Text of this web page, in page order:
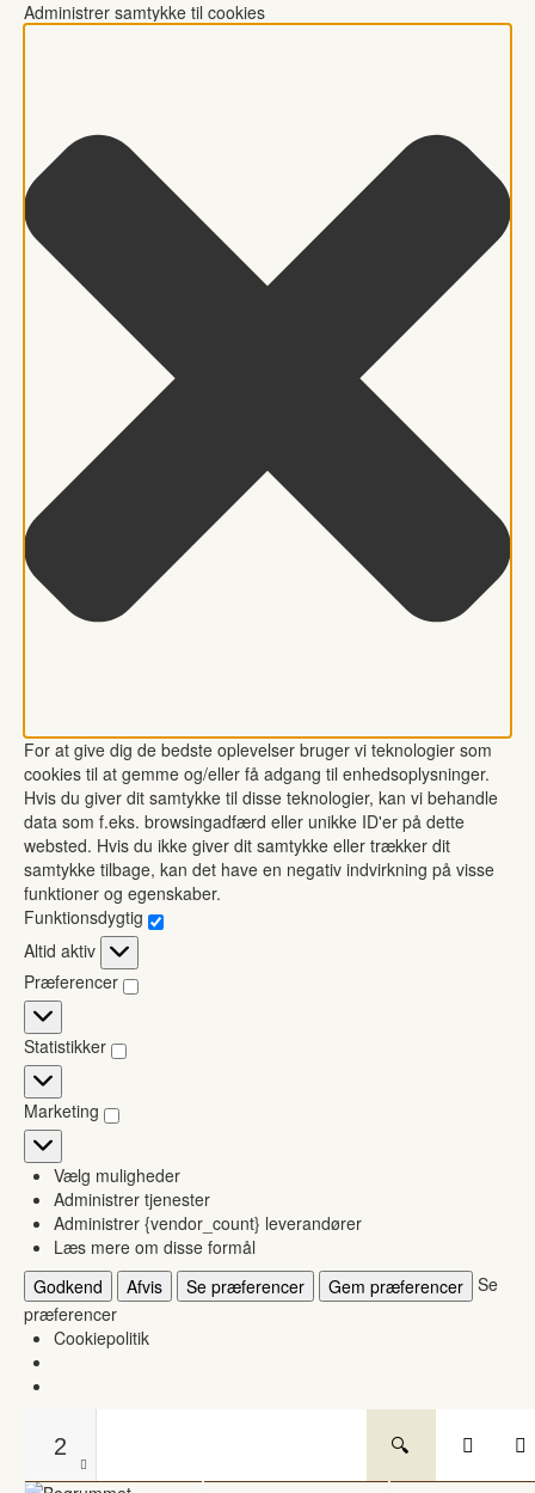
Administrer samtykke til cookies
For at give dig de bedste oplevelser bruger vi teknologier som
cookies til at gemme og/eller få adgang til enhedsoplysninger.
Hvis du giver dit samtykke til disse teknologier, kan vi behandle
data som f.eks. browsingadfærd eller unikke ID'er på dette
websted. Hvis du ikke giver dit samtykke eller trækker dit
samtykke tilbage, kan det have en negativ indvirkning på visse
funktioner og egenskaber.
Funktionsdygtig
Funktionsdygtig
Altid aktiv
Præferencer
Præferencer
Statistikker
Statistikker
Marketing
Marketing
Vælg muligheder
Administrer tjenester
Administrer {vendor_count} leverandører
Læs mere om disse formål
Godkend
Afvis Se præferencer Gem præferencer Se
præferencer
Cookiepolitik
2